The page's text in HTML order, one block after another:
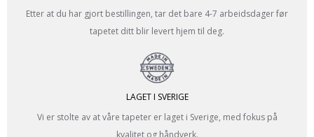
Etter at du har gjort bestillingen, tar det bare 4-7 arbeidsdager før
tapetet ditt blir levert hjem til deg.
LAGET I SVERIGE
Vi er stolte av at våre tapeter er laget i Sverige, med fokus på
kvalitet og håndverk.